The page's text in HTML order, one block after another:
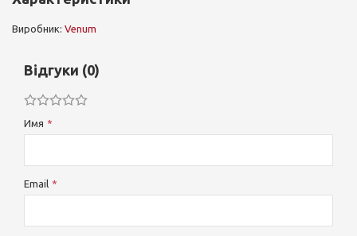
Виробник: Venum
Відгуки (0)
Имя
Email